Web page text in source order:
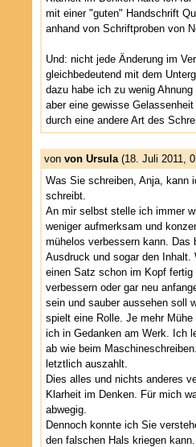
mit einer "guten" Handschrift
anhand von Schriftproben von
Und: nicht jede Änderung im
gleichbedeutend mit dem
dazu habe ich zu wenig
aber eine gewisse
durch eine andere Art des
von von Ursula(18. Juli 2011,
Was Sie schreiben, Anja, kann
schreibt.
An mir selbst stelle ich immer
weniger aufmerksam und
mühelos verbessern kann. Das
Ausdruck und sogar den
einen Satz schon im Kopf
verbessern oder gar neu
sein und sauber aussehen soll
spielt eine Rolle. Je mehr
ich in Gedanken am Werk. Ich
ab wie beim
letztlich auszahlt.
Dies alles und nichts anderes
Klarheit im Denken. Für mich
abwegig.
Dennoch konnte ich Sie
den falschen Hals kriegen